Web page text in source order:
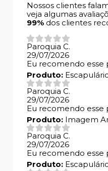
Nossos clientes
veja algumas
99% dos clientes
Paroquia C.
29/07/2026
Eu recomendo esse
Produto:
Paroquia C.
29/07/2026
Eu recomendo esse
Produto: Imagem
Paroquia C.
29/07/2026
Eu recomendo esse
Produto: